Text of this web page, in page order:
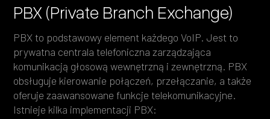
PBX (Private Branch Exchange)
PBX to podstawowy element każdego VoIP. Jest to
prywatna centrala telefoniczna zarządzająca
komunikacją głosową wewnętrzną i zewnętrzną. PBX
obsługuje kierowanie połączeń, przełączanie, a także
oferuje zaawansowane funkcje telekomunikacyjne.
Istnieje kilka implementacji PBX: